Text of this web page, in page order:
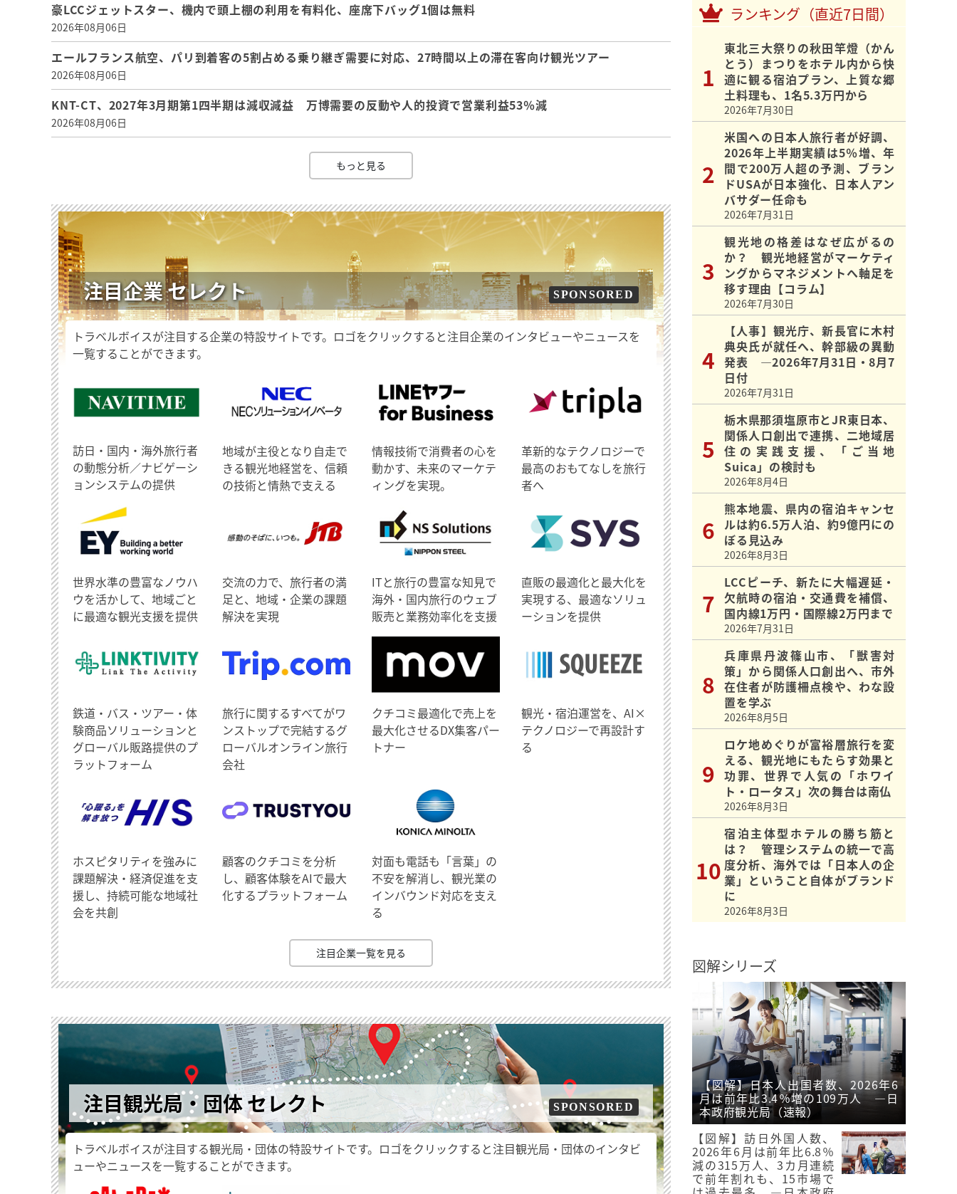
豪LCCジェットスター、機内で頭上棚の利用を有料化、座席下バッグ1個は無料
2026年08月06日
エールフランス航空、パリ到着客の5割占める乗り継ぎ需要に対応、27時間以上の滞在客向け観光ツアー
2026年08月06日
KNT-CT、2027年3月期第1四半期は減収減益 万博需要の反動や人的投資で営業利益53％減
2026年08月06日
もっと見る
注目企業 セレクト SPONSORED
トラベルボイスが注目する企業の特設サイトです。ロゴをクリックすると注目企業のインタビューやニュースを
一覧することができます。
訪日・国内・海外旅行者
の動態分析／ナビゲーシ
ョンシステムの提供
地域が主役となり自走で
きる観光地経営を、信頼
の技術と情熱で支える
情報技術で消費者の心を
動かす、未来のマーケテ
ィングを実現。
革新的なテクノロジーで
最高のおもてなしを旅行
者へ
世界水準の豊富なノウハ
ウを活かして、地域ごと
に最適な観光支援を提供
交流の力で、旅行者の満
足と、地域・企業の課題
解決を実現
ITと旅行の豊富な知見で
海外・国内旅行のウェブ
販売と業務効率化を支援
直販の最適化と最大化を
実現する、最適なソリュ
ーションを提供
鉄道・バス・ツアー・体
験商品ソリューションと
グローバル販路提供のプ
ラットフォーム
旅行に関するすべてがワ
ンストップで完結するグ
ローバルオンライン旅行
会社
クチコミ最適化で売上を
最大化させるDX集客パー
トナー
観光・宿泊運営を、AI×
テクノロジーで再設計す
る
ホスピタリティを強みに
課題解決・経済促進を支
援し、持続可能な地域社
会を共創
顧客のクチコミを分析
し、顧客体験をAIで最大
化するプラットフォーム
対面も電話も「言葉」の
不安を解消し、観光業の
インバウンド対応を支え
る
注目企業一覧を見る
注目観光局・団体 セレクト SPONSORED
トラベルボイスが注目する観光局・団体の特設サイトです。ロゴをクリックすると注目観光局・団体のインタビ
ューやニュースを一覧することができます。
ランキング（直近7日間）
東北三大祭りの秋田竿燈（かん
とう）まつりをホテル内から快
適に観る宿泊プラン、上質な郷
土料理も、1名5.3万円から
2026年7月30日
米国への日本人旅行者が好調、
2026年上半期実績は5％増、年
間で200万人超の予測、ブラン
ドUSAが日本強化、日本人アン
バサダー任命も
2026年7月31日
観光地の格差はなぜ広がるの
か？ 観光地経営がマーケティ
ングからマネジメントへ軸足を
移す理由【コラム】
2026年7月30日
【人事】観光庁、新長官に木村
典央氏が就任へ、幹部級の異動
発表 ―2026年7月31日・8月7
日付
2026年7月31日
栃木県那須塩原市とJR東日本、
関係人口創出で連携、二地域居
住の実践支援、「ご当地
Suica」の検討も
2026年8月4日
熊本地震、県内の宿泊キャンセ
ルは約6.5万人泊、約9億円にの
ぼる見込み
2026年8月3日
LCCピーチ、新たに大幅遅延・
欠航時の宿泊・交通費を補償、
国内線1万円・国際線2万円まで
2026年7月31日
兵庫県丹波篠山市、「獣害対
策」から関係人口創出へ、市外
在住者が防護柵点検や、わな設
置を学ぶ
2026年8月5日
ロケ地めぐりが富裕層旅行を変
える、観光地にもたらす効果と
功罪、世界で人気の「ホワイ
ト・ロータス」次の舞台は南仏
2026年8月3日
宿泊主体型ホテルの勝ち筋と
は？ 管理システムの統一で高
度分析、海外では「日本人の企
業」ということ自体がブランド
に
2026年8月3日
図解シリーズ
【図解】日本人出国者数、2026年6
月は前年比3.4％増の109万人 ―日
本政府観光局（速報）
【図解】訪日外国人数、
2026年6月は前年比6.8％
減の315万人、3カ月連続
で前年割れも、15市場で